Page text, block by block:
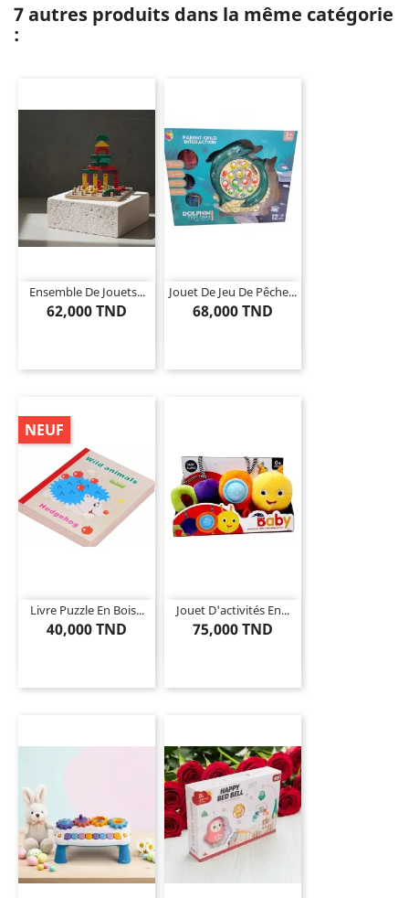
7 autres produits dans la même catégorie
:
Ensemble De Jouets...
62,000 TND
Jouet De Jeu De Pêche...
68,000 TND
Livre Puzzle En Bois...
40,000 TND
NEUF
Jouet D'activités En...
75,000 TND